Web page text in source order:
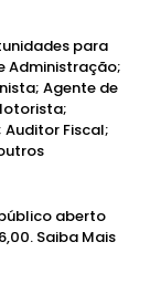
para
Administração;
Agente de
Fiscal;
aberto
Saiba Mais